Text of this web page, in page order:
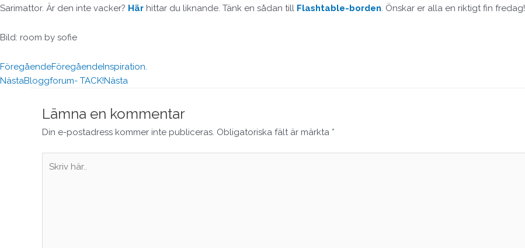
Sarimattor. Är den inte vacker? Här hittar du liknande. Tänk en sådan till Flashtable-borden . Önskar er alla en riktigt fin fredag!
Bild: room by sofie
FöregåendeFöregåendeInspiration.
NästaBloggforum- TACK!Nästa
Lämna en kommentar
Din e-postadress kommer inte publiceras. Obligatoriska fält är märkta *
här..